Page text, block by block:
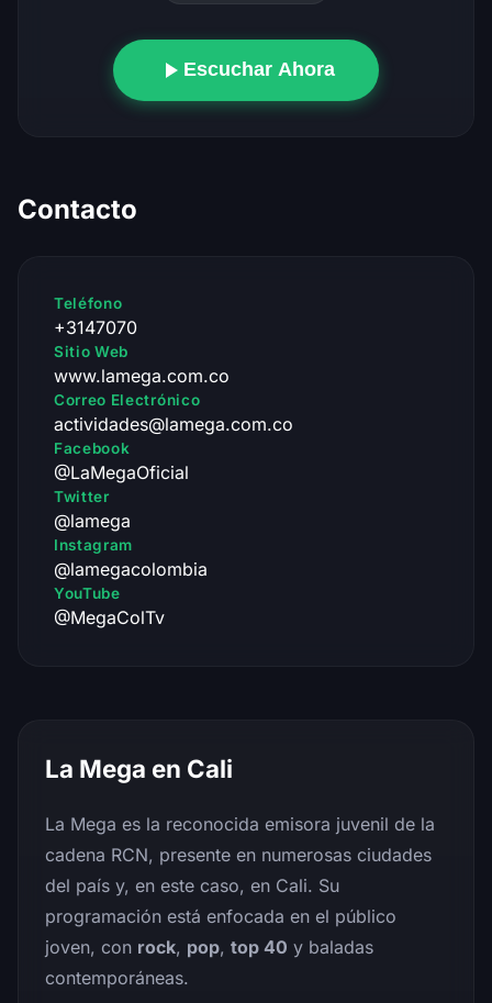
Escuchar Ahora
Contacto
Teléfono
+3147070
Sitio Web
www.lamega.com.co
Correo Electrónico
actividades@lamega.com.co
Facebook
@LaMegaOficial
Twitter
@lamega
Instagram
@lamegacolombia
YouTube
@MegaColTv
La Mega en Cali
La Mega es la reconocida emisora juvenil de la
cadena RCN, presente en numerosas ciudades
del país y, en este caso, en Cali. Su
programación está enfocada en el público
joven, con rock, pop, top 40 y baladas
contemporáneas.